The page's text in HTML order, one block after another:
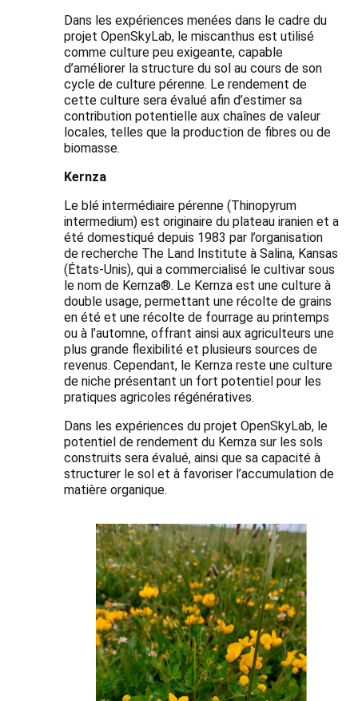
Dans les expériences menées dans le cadre du
projet OpenSkyLab, le miscanthus est utilisé
comme culture peu exigeante, capable
d’améliorer la structure du sol au cours de son
cycle de culture pérenne. Le rendement de
cette culture sera évalué afin d’estimer sa
contribution potentielle aux chaînes de valeur
locales, telles que la production de fibres ou de
biomasse.
Kernza
Le blé intermédiaire pérenne (Thinopyrum
intermedium) est originaire du plateau iranien et a
été domestiqué depuis 1983 par l’organisation
de recherche The Land Institute à Salina, Kansas
(États-Unis), qui a commercialisé le cultivar sous
le nom de Kernza®. Le Kernza est une culture à
double usage, permettant une récolte de grains
en été et une récolte de fourrage au printemps
ou à l’automne, offrant ainsi aux agriculteurs une
plus grande flexibilité et plusieurs sources de
revenus. Cependant, le Kernza reste une culture
de niche présentant un fort potentiel pour les
pratiques agricoles régénératives.
Dans les expériences du projet OpenSkyLab, le
potentiel de rendement du Kernza sur les sols
construits sera évalué, ainsi que sa capacité à
structurer le sol et à favoriser l’accumulation de
matière organique.